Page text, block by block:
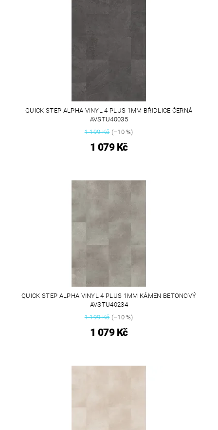
QUICK STEP ALPHA VINYL 4 PLUS 1MM BŘIDLICE ČERNÁ
AVSTU40035
1 199 Kč(–10 %)
1 079 Kč
QUICK STEP ALPHA VINYL 4 PLUS 1MM KÁMEN BETONOVÝ
AVSTU40234
1 199 Kč(–10 %)
1 079 Kč